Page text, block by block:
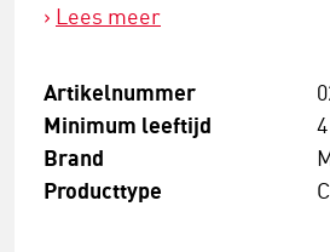
Lees meer
Artikelnummer
Minimum leeftijd
Brand
Producttype